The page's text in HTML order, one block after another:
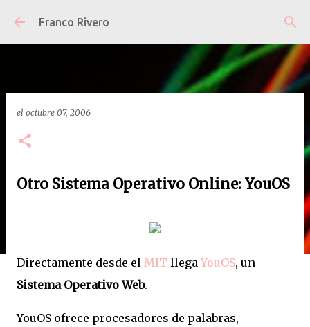
Ir al contenido principal
Franco Rivero
el octubre 07, 2006
Otro Sistema Operativo Online: YouOS
Directamente desde el MIT llegaYouOS, un
Sistema Operativo Web.
YouOS ofrece procesadores de palabras,